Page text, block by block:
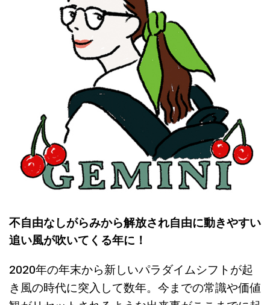
不自由なしがらみから解放され自由に動きやすい
追い風が吹いてくる年に！
2020年の年末から新しいパラダイムシフトが起
き風の時代に突入して数年。今までの常識や価値